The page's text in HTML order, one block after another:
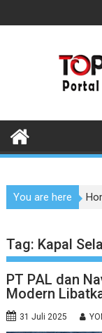
to
You are here
Tag: Kapal
PT PAL dan
Modern
31 Juli 2025